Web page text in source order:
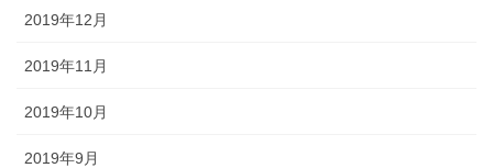
2019年12月
2019年11月
2019年10月
2019年9月